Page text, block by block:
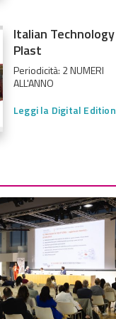
Italian Technology
Plast
Periodicità: 2 NUMERI
ALL'ANNO
Leggi la Digital Edition